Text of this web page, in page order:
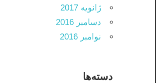
ژانویه 2017
دسامبر 2016
نوامبر 2016
دسته‌ها